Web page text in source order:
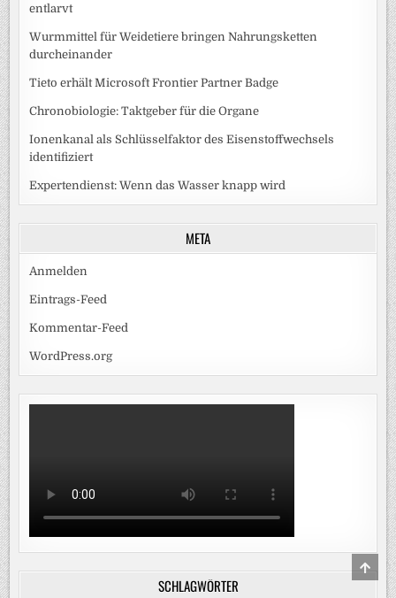
entlarvt
Wurmmittel für Weidetiere bringen Nahrungsketten
durcheinander
Tieto erhält Microsoft Frontier Partner Badge
Chronobiologie: Taktgeber für die Organe
Ionenkanal als Schlüsselfaktor des Eisenstoffwechsels
identifiziert
Expertendienst: Wenn das Wasser knapp wird
META
Anmelden
Eintrags-Feed
Kommentar-Feed
WordPress.org
SCHLAGWÖRTER TO
TOP